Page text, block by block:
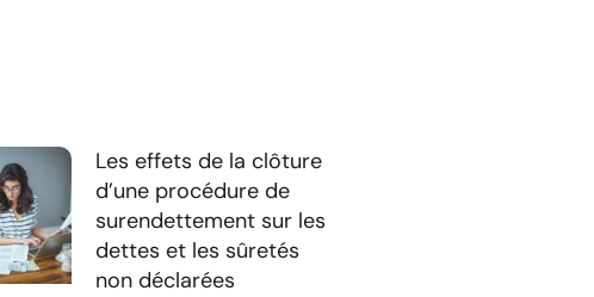
Les effets de la clôture
d’une procédure de
surendettement sur les
dettes et les sûretés
non déclarées